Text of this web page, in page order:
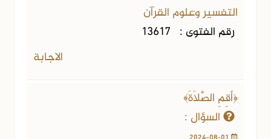
التفسير وعلوم القرآن
رقم الفتوى : 13617
الاجابة
﴿أَقِمِ الصَّلَاةَ﴾
السؤال :